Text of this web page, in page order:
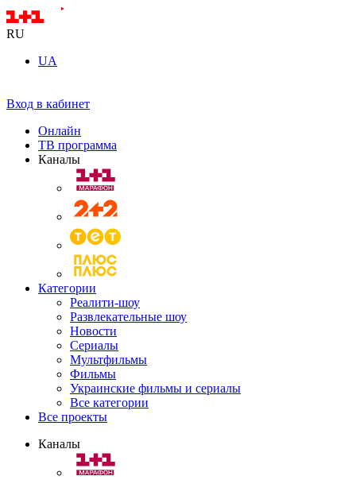
RU
UA
Вход в кабинет
Онлайн
ТВ программа
Каналы
Категории
Реалити-шоу
Развлекательные шоу
Новости
Сериалы
Мультфильмы
Фильмы
Украинские фильмы и сериалы
Все категории
Все проекты
Каналы